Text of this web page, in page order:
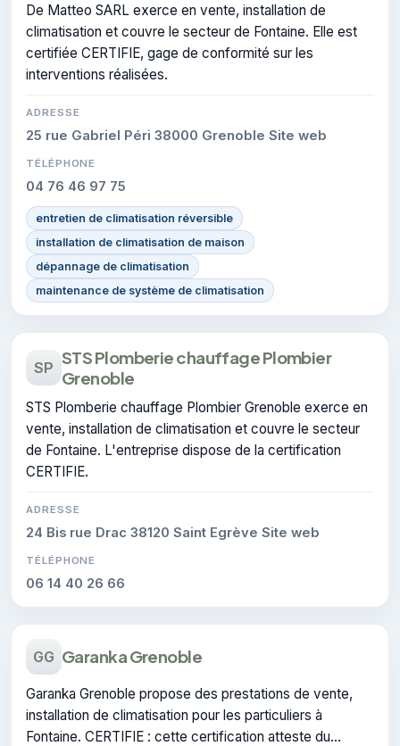
De Matteo SARL exerce en vente, installation de
climatisation et couvre le secteur de Fontaine. Elle est
certifiée CERTIFIE, gage de conformité sur les
interventions réalisées.
ADRESSE
25 rue Gabriel Péri 38000 Grenoble Site web
TÉLÉPHONE
04 76 46 97 75
entretien de climatisation réversible
installation de climatisation de maison
dépannage de climatisation
maintenance de système de climatisation
SP STS Plomberie chauffage Plombier
Grenoble
STS Plomberie chauffage Plombier Grenoble exerce en
vente, installation de climatisation et couvre le secteur
de Fontaine. L'entreprise dispose de la certification
CERTIFIE.
ADRESSE
24 Bis rue Drac 38120 Saint Egrève Site web
TÉLÉPHONE
06 14 40 26 66
GG Garanka Grenoble
Garanka Grenoble propose des prestations de vente,
installation de climatisation pour les particuliers à
Fontaine. CERTIFIE : cette certification atteste du